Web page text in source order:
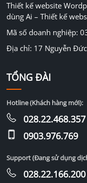
Thiết kế website
dùng Ai – Thiết kế
Mã số doanh nghiệp:
Địa chỉ: 17 Nguyễn
TỔNG ĐÀI
Hotline (Khách hàng mới):
028.22.468.357
0903.976.769
Support (Đang sử dụng
028.22.166.200